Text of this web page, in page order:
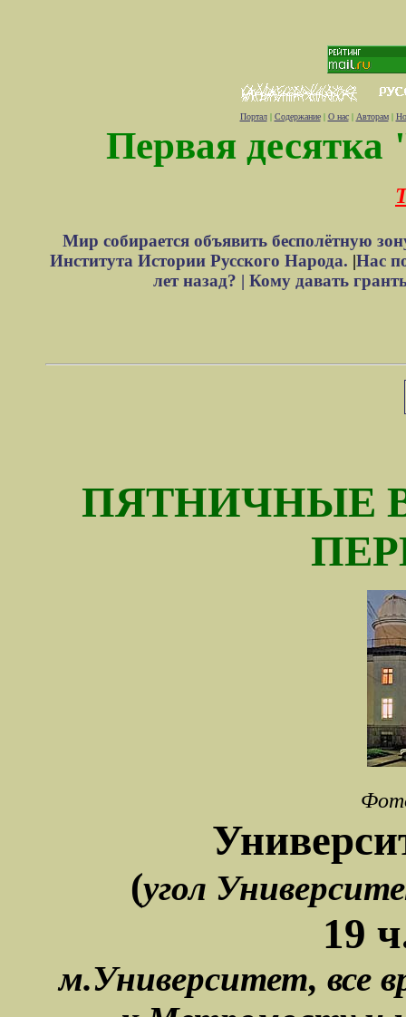
Портал| Содержание| О нас| Авторам|
Первая десятка
Мир собирается объявить бесполётную
Института Истории Русского Народа. |Нас
лет назад? | Кому давать
ПЯТНИЧНЫЕ
(угол
19
м.Университет, все